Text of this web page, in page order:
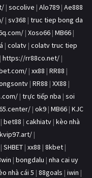
| socolive | Alo789 | Ae888
| sv368 | truc tiep bong da
| Xoso66 | MB66 |
| colatv | colatv truc tiep
| https://rr88co.net/ |
| xx88 | RR88 |
| RR88 | XX88 |
| trực tiếp nba | soi
| ok9 | MB66 | KJC
| bet88 | cakhiatv | kèo nhà
|
| SHBET | xx88 | 8kbet |
| bongdalu | nha cai uy
nhà cái 5 | 88goals | iwin |